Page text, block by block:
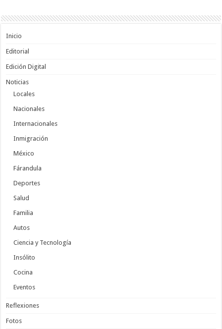
Inicio
Editorial
Edición Digital
Noticias
Locales
Nacionales
Internacionales
Inmigración
México
Fárandula
Deportes
Salud
Familia
Autos
Ciencia y Tecnología
Insólito
Cocina
Eventos
Reflexiones
Fotos